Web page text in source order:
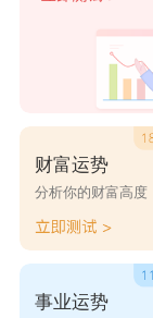
会爆发，认
当的时候要
的话题发挥
狮子男：
狮子座
多，他就越有
满足。而且
财富运势
分析你的财富高度
事业运势